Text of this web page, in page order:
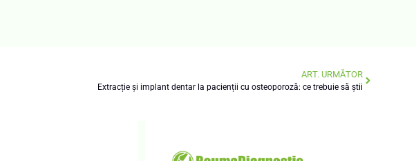
ART. URMĂTOR
Extracție și implant dentar la pacienții cu osteoporoză: ce trebuie să știi